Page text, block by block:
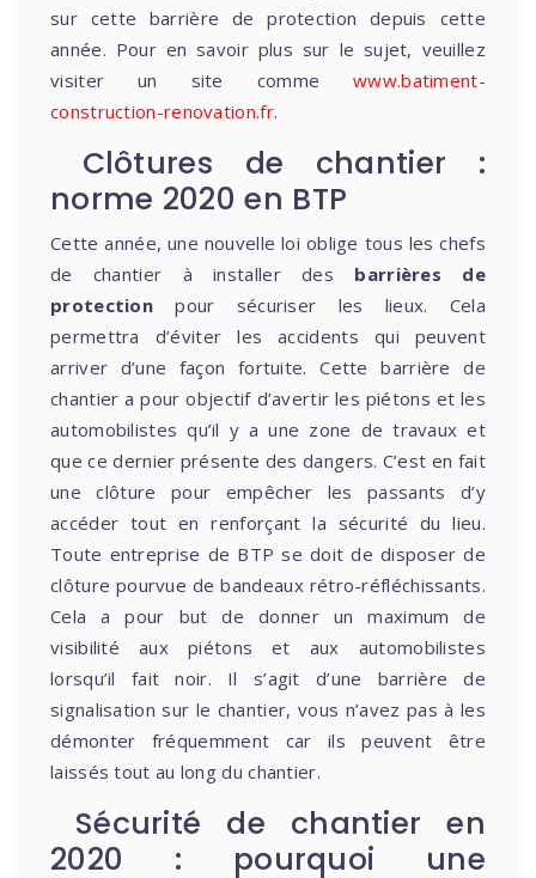
sur cette barrière de protection depuis cette
année. Pour en savoir plus sur le sujet, veuillez
visiter un site commewww.batiment-
construction-renovation.fr.
Clôtures de chantier :
norme 2020 en BTP
Cette année, une nouvelle loi oblige tous les chefs
de chantier à installer des barrières de
protection pour sécuriser les lieux. Cela
permettra d’éviter les accidents qui peuvent
arriver d’une façon fortuite. Cette barrière de
chantier a pour objectif d’avertir les piétons et les
automobilistes qu’il y a une zone de travaux et
que ce dernier présente des dangers. C’est en fait
une clôture pour empêcher les passants d’y
accéder tout en renforçant la sécurité du lieu.
Toute entreprise de BTP se doit de disposer de
clôture pourvue de bandeaux rétro-réfléchissants.
Cela a pour but de donner un maximum de
visibilité aux piétons et aux automobilistes
lorsqu’il fait noir. Il s’agit d’une barrière de
signalisation sur le chantier, vous n’avez pas à les
démonter fréquemment car ils peuvent être
laissés tout au long du chantier.
Sécurité de chantier en
2020 : pourquoi une